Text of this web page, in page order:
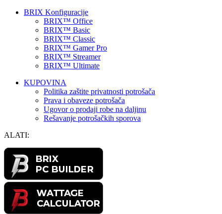
BRIX Konfiguracije
BRIX™ Office
BRIX™ Basic
BRIX™ Classic
BRIX™ Gamer Pro
BRIX™ Streamer
BRIX™ Ultimate
KUPOVINA
Politika zaštite privatnosti potrošača
Prava i obaveze potrošača
Ugovor o prodaji robe na daljinu
Rešavanje potrošačkih sporova
ALATI: